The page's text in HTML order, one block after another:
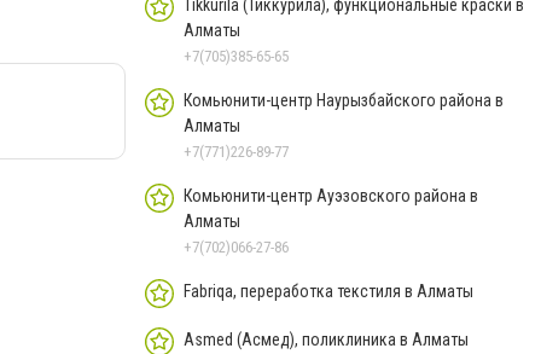
Tikkurila (Тиккурила), функциональные краски в
Алматы
+7(705)385-65-65
Комьюнити-центр Наурызбайского района в
Алматы
+7(771)226-89-77
Комьюнити-центр Ауэзовского района в
Алматы
+7(702)066-27-86
Fabriqa, переработка текстиля в Алматы
Asmed (Асмед), поликлиника в Алматы